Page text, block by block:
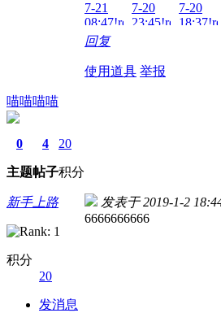
7-21
08:47!read!
7-20
23:45!read!
7-20
回复
使用道具 举报
喵喵喵喵
0
主题
4
帖子
20
积分
新手上路
积分
20
发消息
发表于 2019-1-2
6666666666